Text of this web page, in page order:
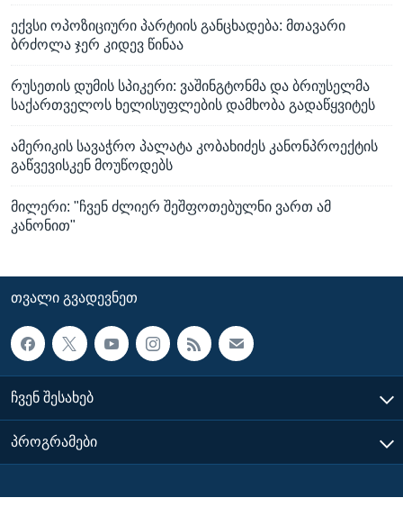
ექვსი ოპოზიციური პარტიის განცხადება: მთავარი
ბრძოლა ჯერ კიდევ წინაა
რუსეთის დუმის სპიკერი: ვაშინგტონმა და ბრიუსელმა
საქართველოს ხელისუფლების დამხობა გადაწყვიტეს
ამერიკის სავაჭრო პალატა კობახიძეს კანონპროექტის
გაწვევისკენ მოუწოდებს
მილერი: "ჩვენ ძლიერ შეშფოთებულნი ვართ ამ
კანონით"
ᲗᲕᲐᲚᲘ ᲒᲕᲐᲓᲔᲕᲜᲔᲗ
ᲩᲕᲔᲜ ᲨᲔᲡᲐᲮᲔᲑ
ᲞᲠᲝᲒᲠᲐᲛᲔᲑᲘ